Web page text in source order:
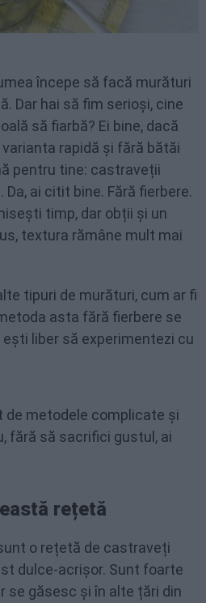
începe să facă murături
Dar hai să fim serioși, cine
să fiarbă? Ei bine, dacă
rapidă și fără bătăi
pentru tine: castraveții
ai citit bine. Fără fierbere.
timp, dar obții și un
textura rămâne mult mai
tipuri de murături, cum ar fi
asta fără fierbere se
liber să experimentezi cu
de metodele complicate și
fără să sacrifici gustul, ai
rețetă
o rețetă de castraveți
dulce-acrișor. Sunt foarte
se găsesc și în alte țări din